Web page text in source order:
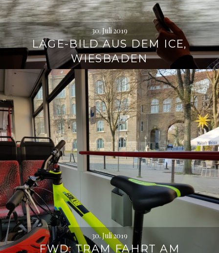
30. Juli 2019
LAGE-BILD AUS DEM ICE,
WIESBADEN
30. Juli 2019
FWD: TRAM FAHRT AM